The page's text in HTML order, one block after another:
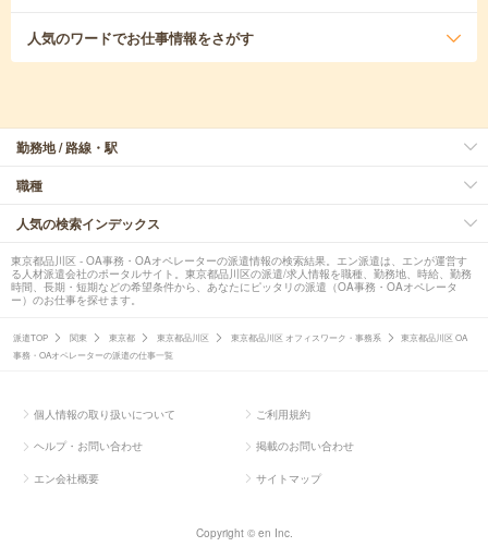
人気のワードでお仕事情報をさがす
勤務地 / 路線・駅
職種
人気の検索インデックス
東京都品川区 - OA事務・OAオペレーターの派遣情報の検索結果。エン派遣は、エンが運営す
る人材派遣会社のポータルサイト。東京都品川区の派遣/求人情報を職種、勤務地、時給、勤務
時間、長期・短期などの希望条件から、あなたにピッタリの派遣（OA事務・OAオペレータ
ー）のお仕事を探せます。
派遣TOP 関東 東京都 東京都品川区 東京都品川区 オフィスワーク・事務系
東京都品川区 OA
事務・OAオペレーターの派遣の仕事一覧
個人情報の取り扱いについて ご利用規約
ヘルプ・お問い合わせ 掲載のお問い合わせ
エン会社概要 サイトマップ
Copyright © en Inc.